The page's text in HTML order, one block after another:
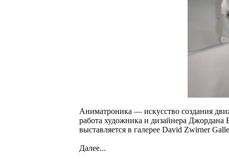
Аниматроника — искусство создания
работа художника и дизайнера Джордана
выставляется в галерее David Zwirner
Далее...